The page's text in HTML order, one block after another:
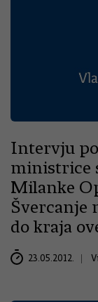
Intervju
ministrice
Milanke
Švercanje
do kraja
23.05.2012.